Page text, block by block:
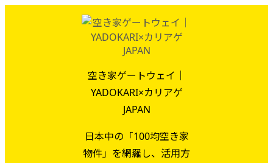
空き家ゲートウェイ｜
YADOKARI×カリアゲ
JAPAN
日本中の「100均空き家
物件」を網羅し、活用方